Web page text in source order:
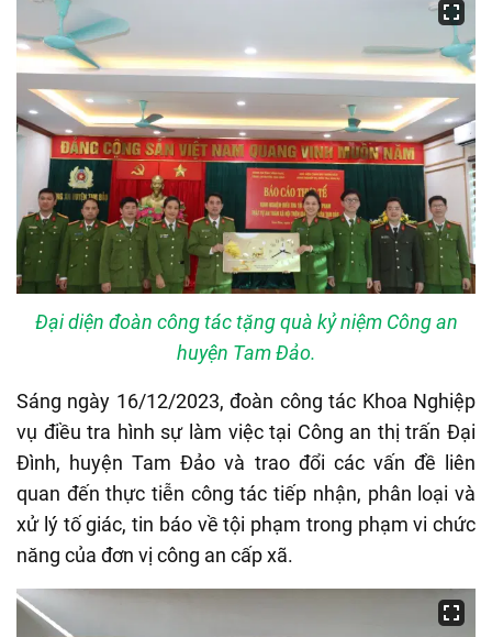
Đại diện đoàn công tác tặng quà kỷ niệm Công an
huyện Tam Đảo.
Sáng ngày 16/12/2023, đoàn công tác Khoa Nghiệp
vụ điều tra hình sự làm việc tại Công an thị trấn Đại
Đình, huyện Tam Đảo và trao đổi các vấn đề liên
quan đến thực tiễn công tác tiếp nhận, phân loại và
xử lý tố giác, tin báo về tội phạm trong phạm vi chức
năng của đơn vị công an cấp xã.